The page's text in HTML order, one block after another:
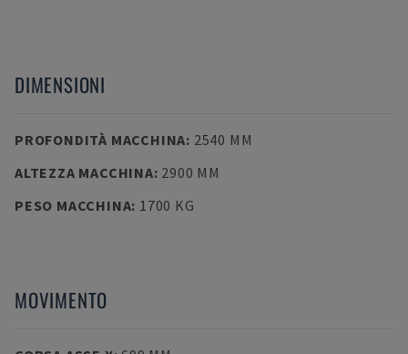
DIMENSIONI
PROFONDITÀ MACCHINA: 2540 MM
ALTEZZA MACCHINA: 2900 MM
PESO MACCHINA: 1700 KG
MOVIMENTO